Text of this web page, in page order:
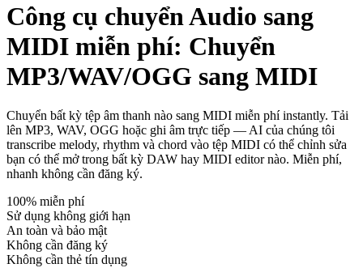
Công cụ chuyển Audio sang
MIDI miễn phí: Chuyển
MP3/WAV/OGG sang MIDI
Chuyển bất kỳ tệp âm thanh nào sang MIDI miễn phí instantly. Tải
lên MP3, WAV, OGG hoặc ghi âm trực tiếp — AI của chúng tôi
transcribe melody, rhythm và chord vào tệp MIDI có thể chỉnh sửa
bạn có thể mở trong bất kỳ DAW hay MIDI editor nào. Miễn phí,
nhanh không cần đăng ký.
100% miễn phí
Sử dụng không giới hạn
An toàn và bảo mật
Không cần đăng ký
Không cần thẻ tín dụng